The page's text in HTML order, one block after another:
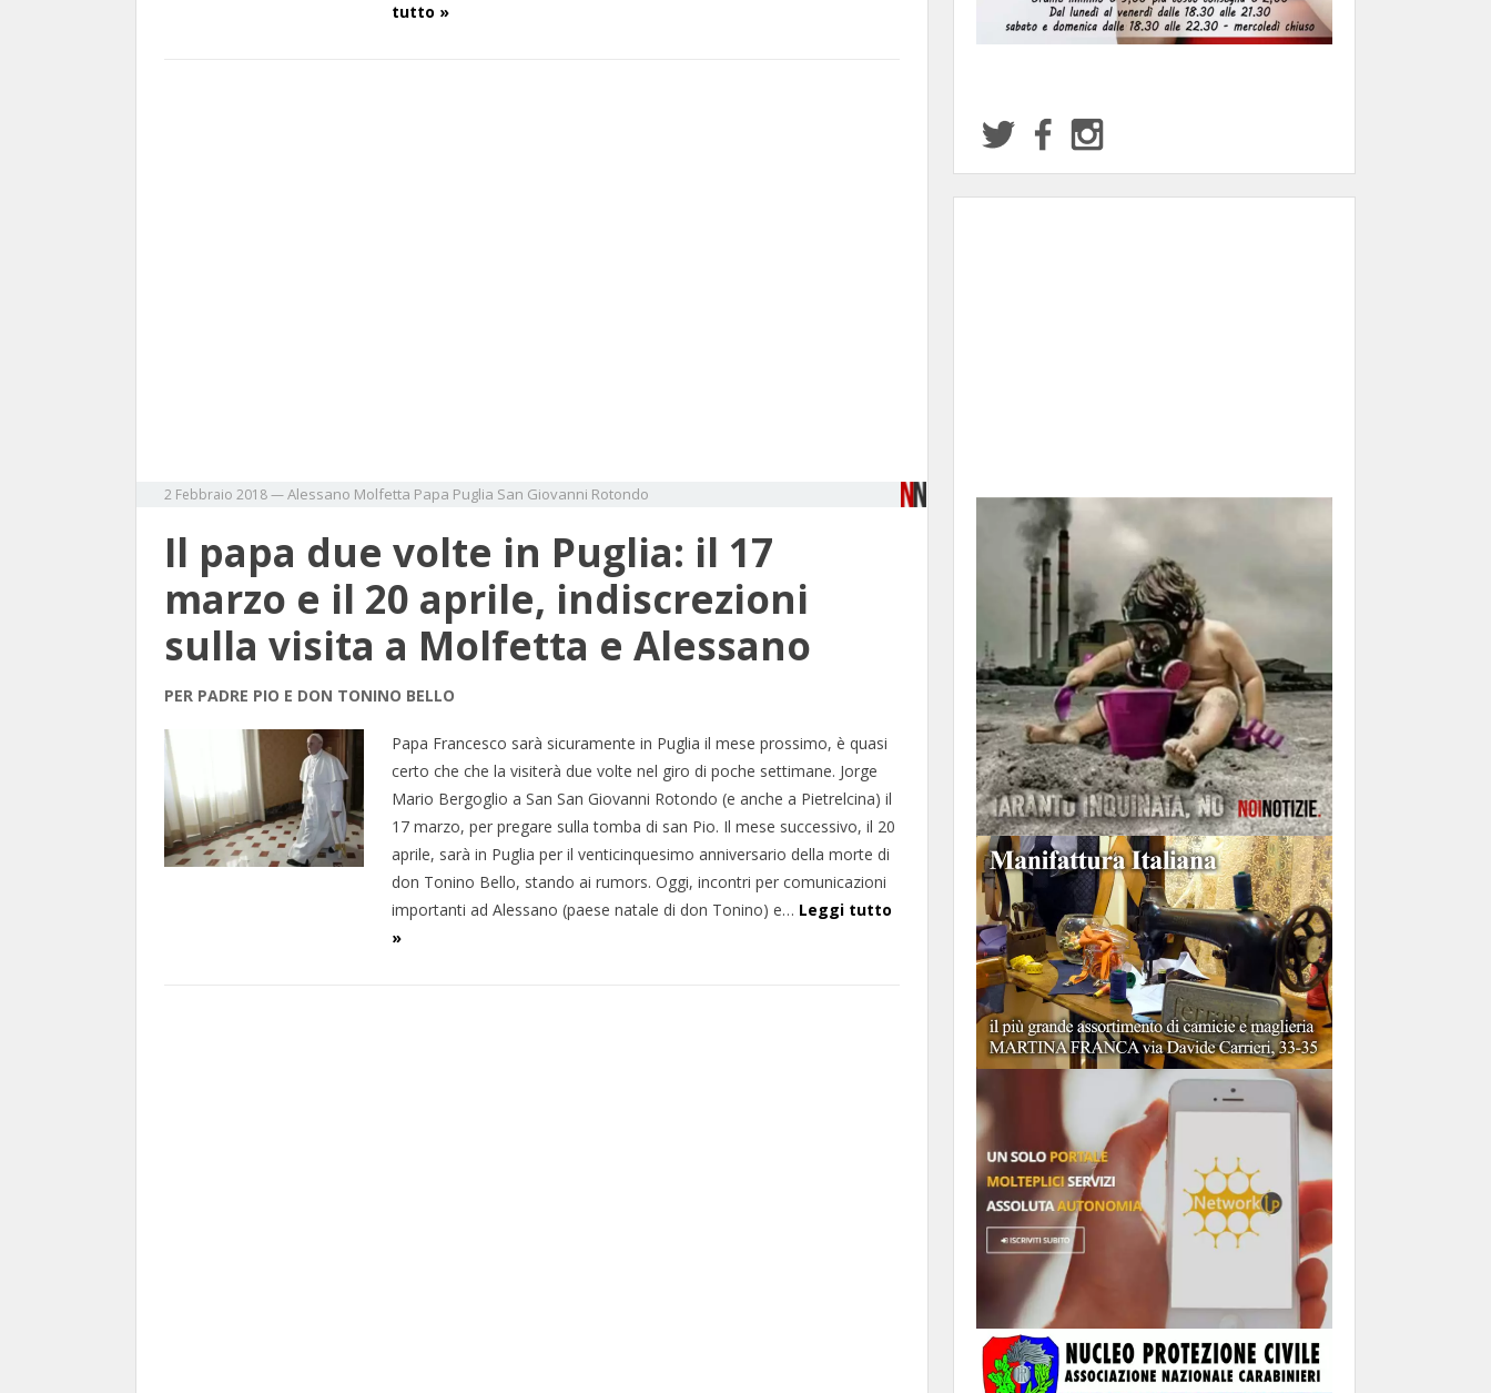
tutto »
2 Febbraio 2018—Alessano Molfetta Papa Puglia San Giovanni Rotondo
Il papa due volte in Puglia: il 17
marzo e il 20 aprile, indiscrezioni
sulla visita a Molfetta e Alessano
PER PADRE PIO E DON TONINO BELLO
Papa Francesco sarà sicuramente in Puglia il mese prossimo, è quasi
certo che che la visiterà due volte nel giro di poche settimane. Jorge
Mario Bergoglio a San San Giovanni Rotondo (e anche a Pietrelcina) il
17 marzo, per pregare sulla tomba di san Pio. Il mese successivo, il 20
aprile, sarà in Puglia per il venticinquesimo anniversario della morte di
don Tonino Bello, stando ai rumors. Oggi, incontri per comunicazioni
importanti ad Alessano (paese natale di don Tonino) e… Leggi tutto
»